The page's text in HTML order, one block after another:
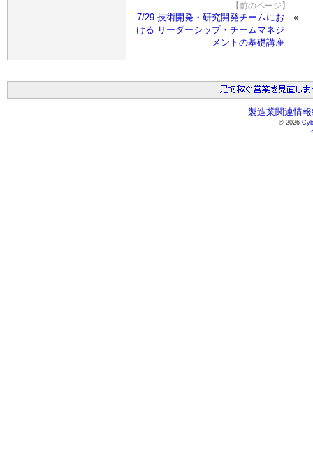
【前のページ】
7/29 技術開発・研究開発チームにお
ける リーダーシップ・チームマネジ
メントの基礎講座
製造業関連情
© 2026